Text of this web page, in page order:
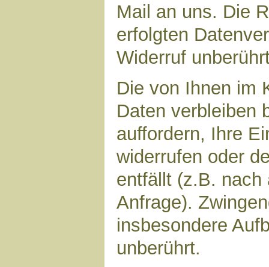
Mail an uns. Die
erfolgten
Widerruf
Die von Ihnen im
Daten verbleiben
auffordern, Ihre
widerrufen oder
entfällt (z.B. nach
Anfrage).
insbesondere
unberührt.